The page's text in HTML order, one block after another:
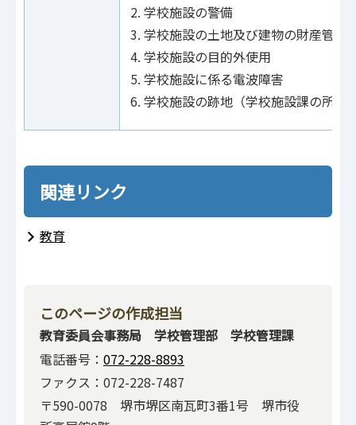
学校施設の警備
学校施設の土地及び建物の財産管理
学校施設の目的外使用
学校施設に係る電波障害
学校施設の跡地（学校施設課の所管
関連リンク
教育
このページの作成担当
教育委員会事務局 学校管理部 学校管理課
電話番号： 072-228-8893
ファクス：072-228-7487
〒590-0078 堺市堺区南瓦町3番1号 堺市役